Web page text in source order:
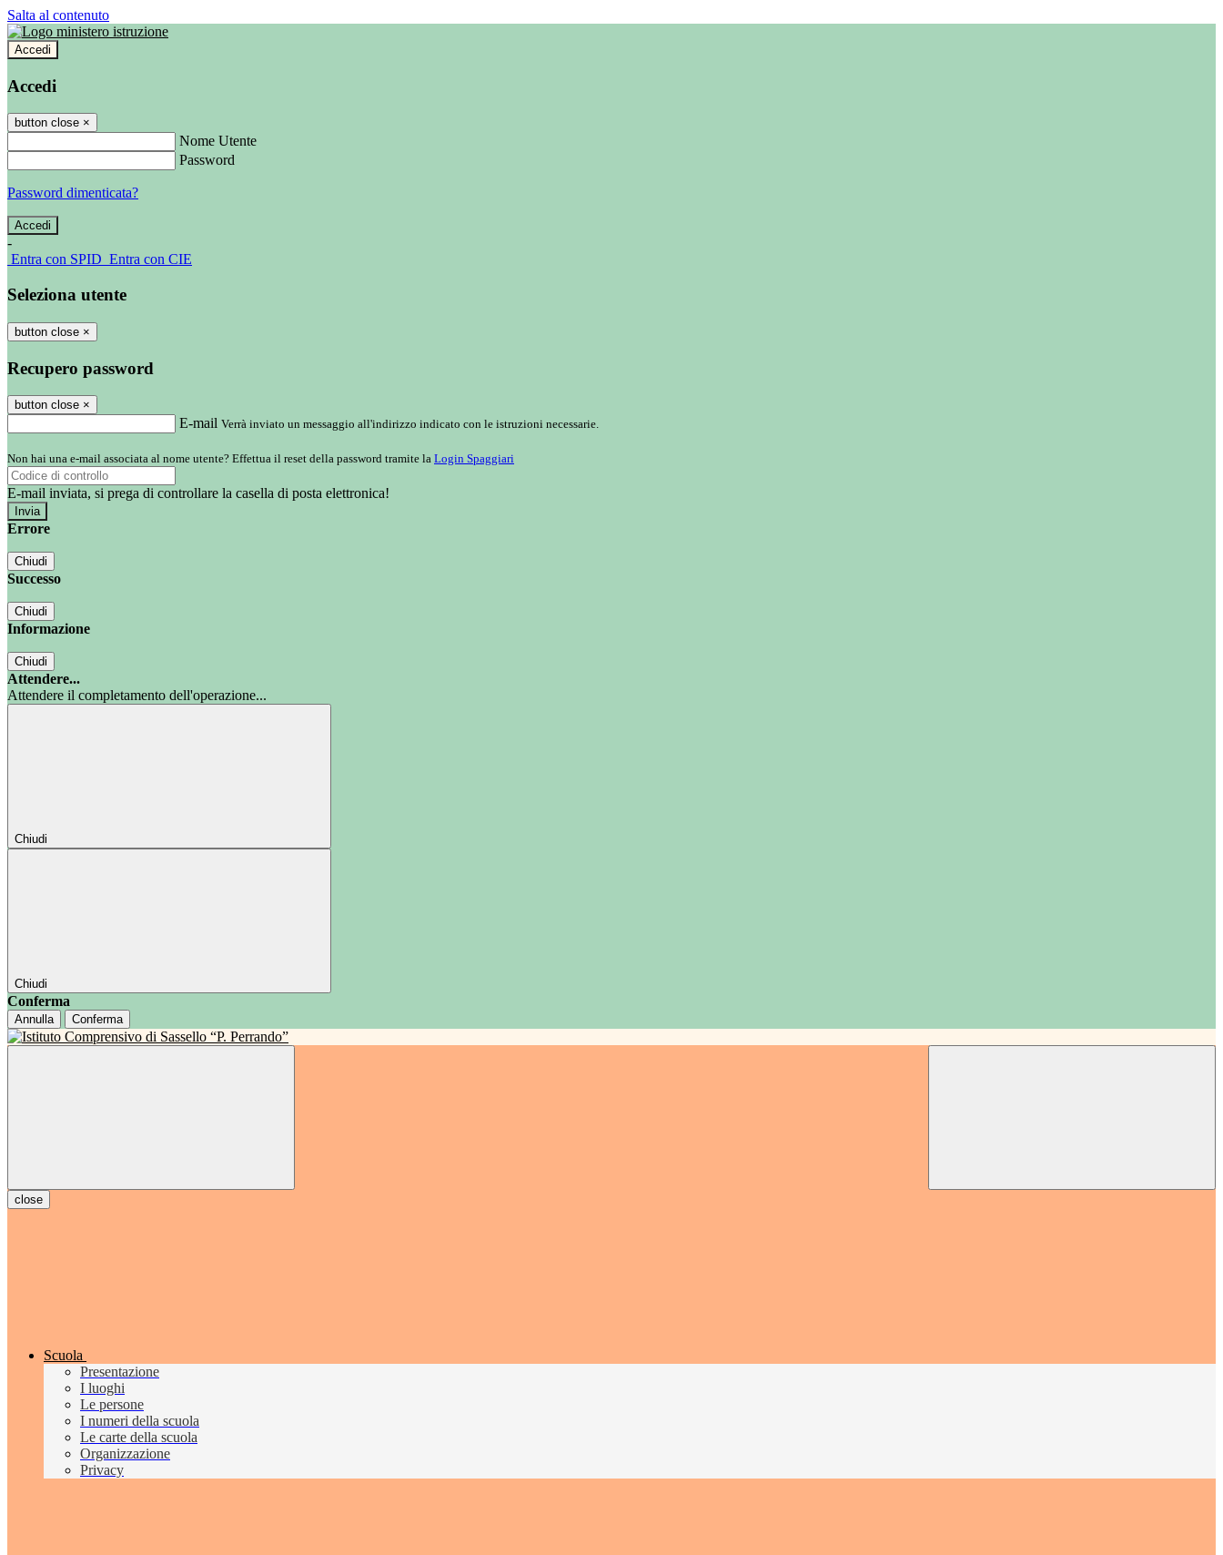
Salta al contenuto
Accedi
Accedi
button close ×
Nome Utente
Password
Password dimenticata?
-
Entra con SPID Entra con CIE
Seleziona utente
button close ×
Recupero password
button close ×
E-mail Verrà inviato un messaggio all'indirizzo indicato con le istruzioni necessarie.
Non hai una e-mail associata al nome utente? Effettua il reset della password tramite la Login Spaggiari
E-mail inviata, si prega di controllare la casella di posta elettronica!
Errore
Chiudi
Successo
Chiudi
Informazione
Chiudi
Attendere...
Attendere il completamento dell'operazione...
Chiudi
Chiudi
Conferma
Annulla Conferma
close
Scuola
Presentazione
I luoghi
Le persone
I numeri della scuola
Le carte della scuola
Organizzazione
Privacy